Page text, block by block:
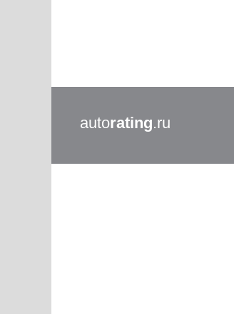
autorating.ru